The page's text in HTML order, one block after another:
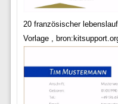
20 französischer
Vorlage ,